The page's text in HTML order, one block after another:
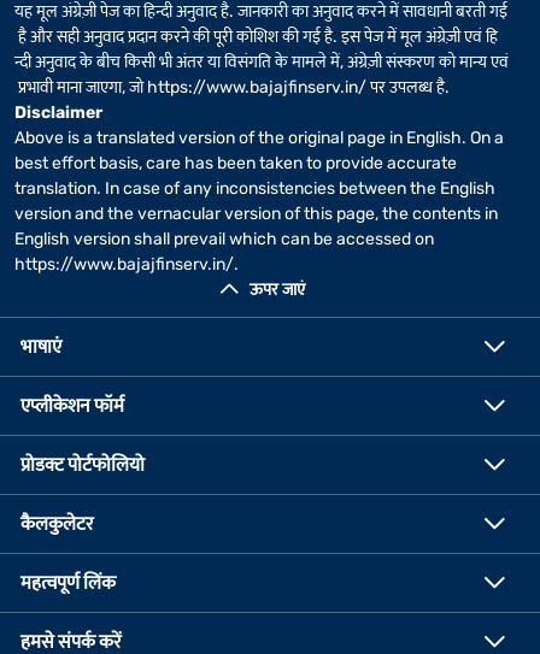
ऊपर जाएं
यह मूल अंग्रेज़ी पेज का हिन्दी अनुवाद है. जानकारी का अनुवाद करने में सावधानी बरती गई
है और सही अनुवाद प्रदान करने की पूरी कोशिश की गई है. इस पेज में मूल अंग्रेज़ी एवं हि
न्दी अनुवाद के बीच किसी भी अंतर या विसंगति के मामले में, अंग्रेज़ी संस्करण को मान्य एवं
प्रभावी माना जाएगा, जोhttps://www.bajajfinserv.in/पर उपलब्ध है.
Disclaimer
Above is a translated version of the original page in English. On a
best effort basis, care has been taken to provide accurate
translation. In case of any inconsistencies between the English
version and the vernacular version of this page, the contents in
English version shall prevail which can be accessed on
https://www.bajajfinserv.in/.
भाषाएं
एप्लीकेशन फॉर्म
प्रोडक्ट पोर्टफोलियो
कैलकुलेटर
महत्वपूर्ण लिंक
हमसे संपर्क करें